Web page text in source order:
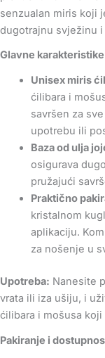
Roll-
količina
senzualan miris koji
dugotrajnu svježinu
Glavne
Unisex miris
ćilibara i
savršen za
upotrebu ili
Baza od ulja
osigurava
pružajući
Praktično
kristalnom
aplikaciju.
za nošenje u
Upotreba: Nanesite
vrata ili iza ušiju, i
ćilibara i mošusa
Pakiranje i